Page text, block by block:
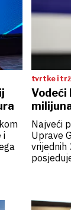
i
tvrtke i
Vodeći
Najveći
Uprave
vrijednih